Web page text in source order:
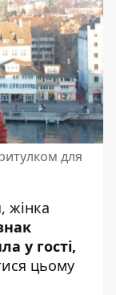
для
жінка
у гості,
цьому